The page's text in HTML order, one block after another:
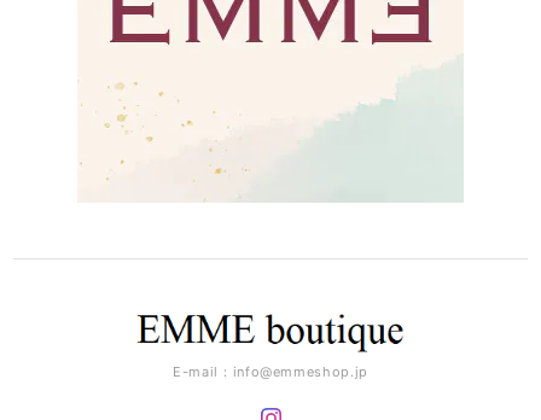
E-mail： info@emmeshop.jp